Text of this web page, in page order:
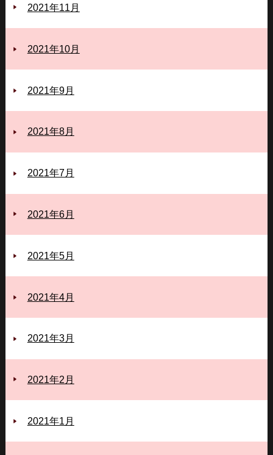
2021年11月
2021年10月
2021年9月
2021年8月
2021年7月
2021年6月
2021年5月
2021年4月
2021年3月
2021年2月
2021年1月